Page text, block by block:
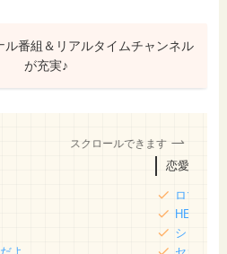
ル番組＆リアルタイムチャンネル
が充実♪
スクロールできます
恋愛リアリ
ロマンス
HEART
シャッフ